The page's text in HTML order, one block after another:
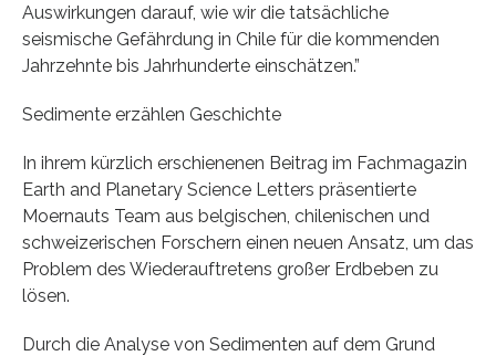
Auswirkungen darauf, wie wir die tatsächliche
seismische Gefährdung in Chile für die kommenden
Jahrzehnte bis Jahrhunderte einschätzen.”
Sedimente erzählen Geschichte
In ihrem kürzlich erschienenen Beitrag im Fachmagazin
Earth and Planetary Science Letters präsentierte
Moernauts Team aus belgischen, chilenischen und
schweizerischen Forschern einen neuen Ansatz, um das
Problem des Wiederauftretens großer Erdbeben zu
lösen.
Durch die Analyse von Sedimenten auf dem Grund